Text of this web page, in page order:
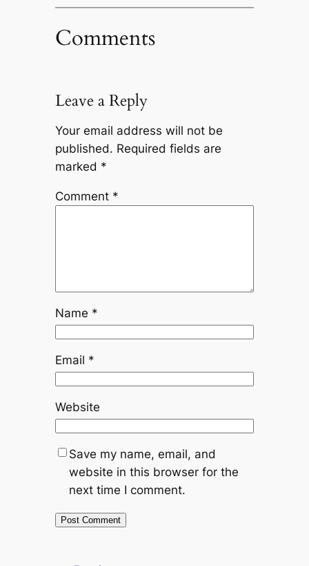
Comments
Leave a Reply
Your email address will not be
published. Required fields are
marked *
Comment *
Name *
Email *
Website
Save my name, email, and
website in this browser for the
next time I comment.